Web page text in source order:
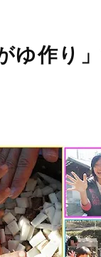
ゆ作り